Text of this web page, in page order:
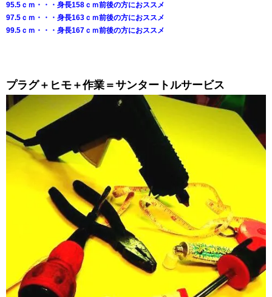
95.5ｃｍ・・・身長158ｃｍ前後の方におススメ
97.5ｃｍ・・・身長163ｃｍ前後の方におススメ
99.5ｃｍ・・・身長167ｃｍ前後の方におススメ
プラグ＋ヒモ＋作業＝サンタートルサービス